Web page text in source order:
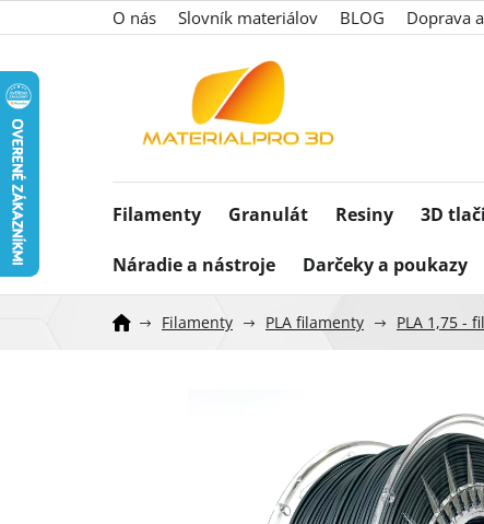
na
O nás Slovník materiálov BLOG Doprava
Filamenty Granulát Resiny 3D
Náradie a nástroje Darčeky a poukazy
Filamenty PLA filamenty PLA 1,75 -